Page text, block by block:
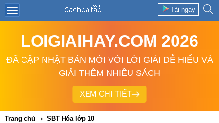
Tải ngay
LOIGIAIHAY.COM 2026
ĐÃ CẬP NHẬT BẢN MỚI VỚI LỜI GIẢI DỄ HIỂU VÀ
GIẢI THÊM NHIỀU SÁCH
XEM CHI TIẾT
Trang chủ SBT Hóa lớp 10